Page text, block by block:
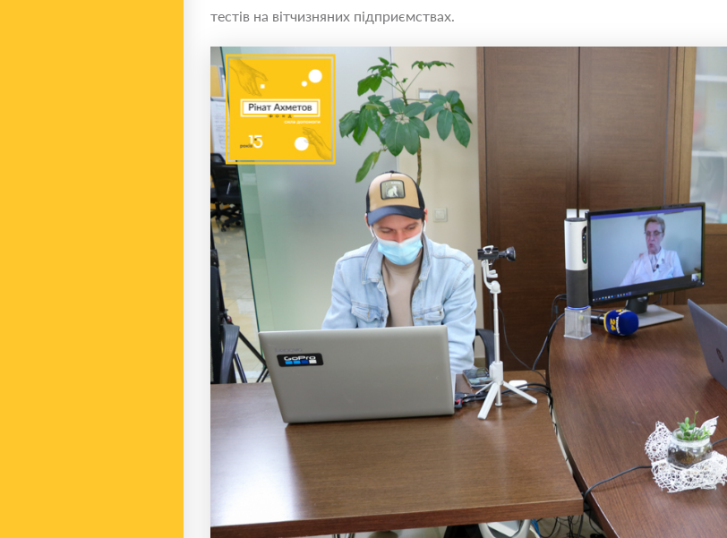
тестів на вітчизняних підприємствах.